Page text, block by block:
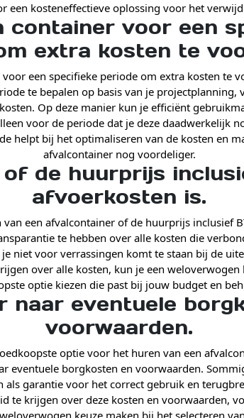
een kosteneffectieve oplossing voor het
container voor een
extra kosten te
een specifieke periode om extra kosten te
te bepalen op basis van je projectplanning,
Op deze manier kun je efficiënt
voor de periode dat je deze daadwerkelijk
helpt bij het optimaliseren van de kosten en
afvalcontainer nog voordeliger.
de huurprijs
afvoerkosten is.
een afvalcontainer of de huurprijs inclusief
te hebben over alle kosten die
niet voor verrassingen komt te staan bij de
over alle kosten, kun je een weloverwogen
optie kiezen die past bij jouw budget en
naar eventuele
voorwaarden.
optie voor het huren van een
eventuele borgkosten en voorwaarden.
als garantie voor het correct gebruik en
te krijgen over deze kosten en voorwaarden,
keuze maken bij het selecteren